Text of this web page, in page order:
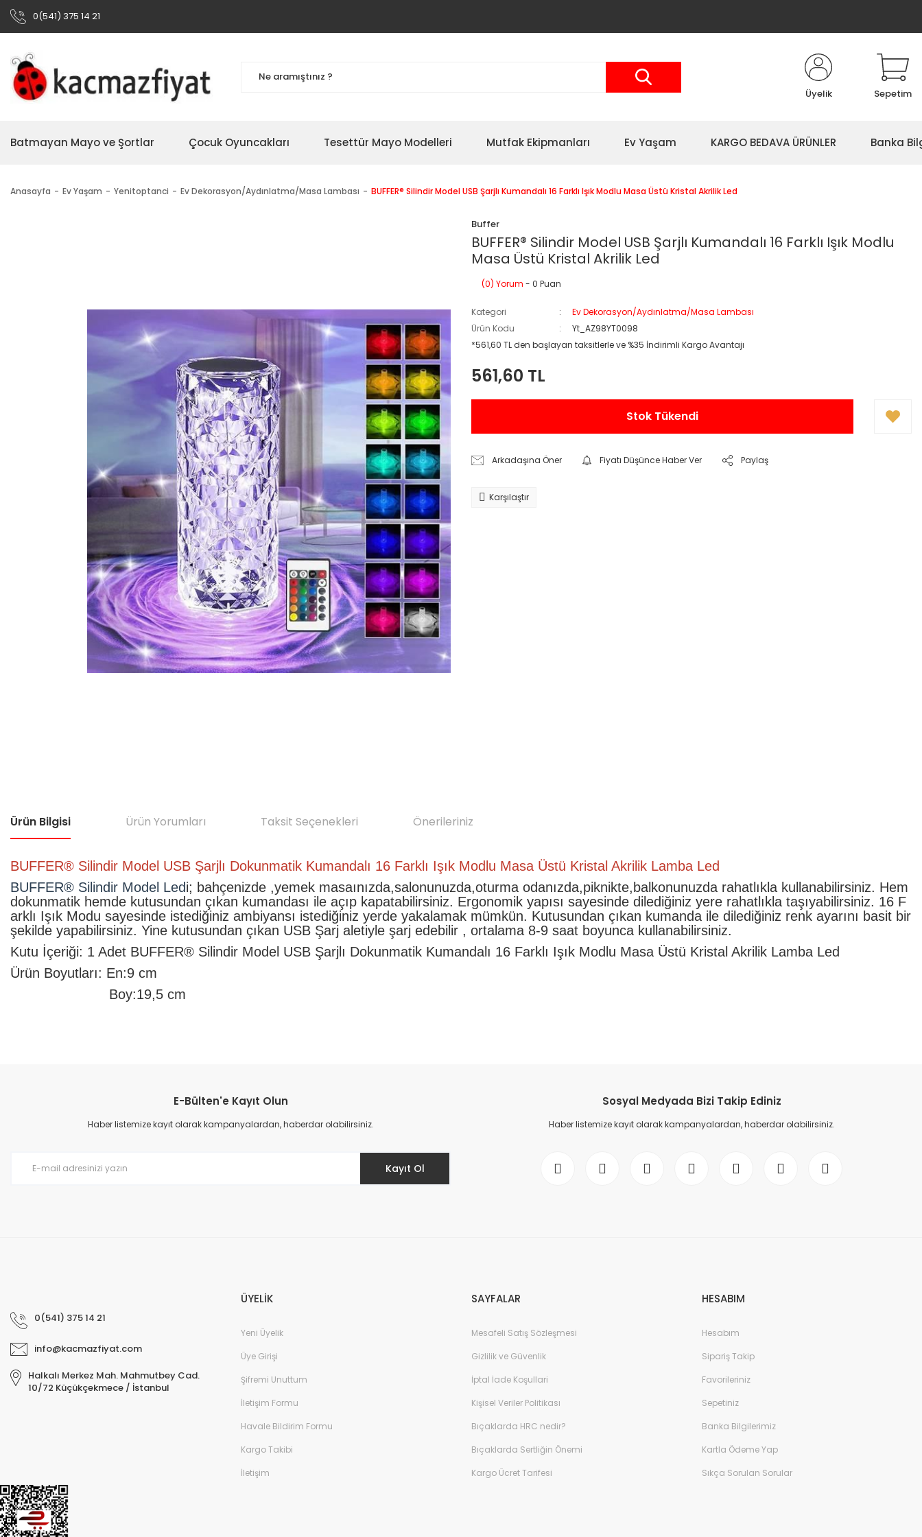
0(541) 375 14 21
Üyelik Sepetim
Batmayan Mayo ve Şortlar Çocuk Oyuncakları Tesettür Mayo Modelleri Mutfak Ekipmanları Ev Yaşam KARGO BEDAVA ÜRÜNLER Banka
Anasayfa Ev Yaşam Yenitoptanci Ev Dekorasyon/Aydınlatma/Masa Lambası BUFFER® Silindir Model USB Şarjlı Kumandalı 16 Farklı Işık Modlu Masa Üstü Kristal Akrilik Led
Buffer
BUFFER® Silindir Model USB Şarjlı Kumandalı 16 Farklı Işık Modlu
Masa Üstü Kristal Akrilik Led
(0) Yorum - 0 Puan
Kategori
Ev Dekorasyon/Aydınlatma/Masa Lambası
Ürün Kodu
Yt_AZ98YT0098
*561,60 TL den başlayan taksitlerle ve %35 İndirimli Kargo Avantajı
561,60 TL
Stok Tükendi
Arkadaşına Öner Fiyatı Düşünce Haber Ver Paylaş
Karşılaştır
Ürün Bilgisi Ürün Yorumları Taksit Seçenekleri Önerileriniz
BUFFER® Silindir Model USB Şarjlı Dokunmatik Kumandalı 16 Farklı Işık Modlu Masa Üstü Kristal Akrilik Lamba Led
BUFFER® Silindir Model Ledi; bahçenizde ,yemek masaınızda,salonunuzda,oturma odanızda,piknikte,balkonunuzda rahatlıkla kullanabilirsiniz. Hem
dokunmatik hemde kutusundan çıkan kumandası ile açıp kapatabilirsiniz. Ergonomik yapısı sayesinde dilediğiniz yere rahatlıkla taşıyabilirsiniz. 16 F
arklı Işık Modu sayesinde istediğiniz ambiyansı istediğiniz yerde yakalamak mümkün. Kutusundan çıkan kumanda ile dilediğiniz renk ayarını basit bir
şekilde yapabilirsiniz. Yine kutusundan çıkan USB Şarj aletiyle şarj edebilir , ortalama 8-9 saat boyunca kullanabilirsiniz.
Kutu İçeriği: 1 Adet BUFFER® Silindir Model USB Şarjlı Dokunmatik Kumandalı 16 Farklı Işık Modlu Masa Üstü Kristal Akrilik Lamba Led
Ürün Boyutları: En:9 cm
Boy:19,5 cm
Ürün resmi kalitesiz, bozuk veya görüntülenemiyor.
Ürün açıklamasında eksik bilgiler bulunuyor.
E-Bülten'e Kayıt Olun
Haber listemize kayıt olarak kampanyalardan, haberdar olabilirsiniz.
Kayıt Ol
Sosyal Medyada Bizi Takip Ediniz
Haber listemize kayıt olarak kampanyalardan, haberdar olabilirsiniz.
0(541) 375 14 21
info@kacmazfiyat.com
Halkalı Merkez Mah. Mahmutbey Cad.
10/72 Küçükçekmece / İstanbul
ÜYELİK
Yeni Üyelik
Üye Girişi
Şifremi Unuttum
İletişim Formu
Havale Bildirim Formu
Kargo Takibi
İletişim
SAYFALAR
Mesafeli Satış Sözleşmesi
Gizlilik ve Güvenlik
İptal İade Koşullari
Kişisel Veriler Politikası
Bıçaklarda HRC nedir?
Bıçaklarda Sertliğin Önemi
Kargo Ücret Tarifesi
HESABIM
Hesabım
Sipariş Takip
Favorileriniz
Sepetiniz
Banka Bilgilerimiz
Kartla Ödeme Yap
Sıkça Sorulan Sorular